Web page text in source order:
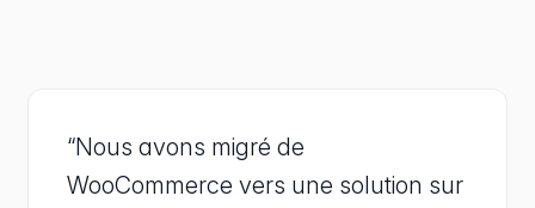
“Nous avons migré de
WooCommerce vers une solution sur